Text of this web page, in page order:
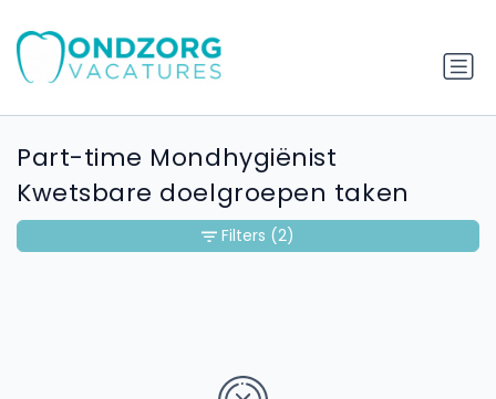
Part-time Mondhygiënist
Kwetsbare doelgroepen taken
Filters (2)